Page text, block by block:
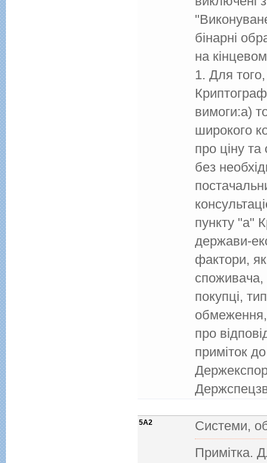
бінарні
на
1. Для
вимоги:а)
широкого
про ціну
без
пункту "a"
держави-
фактори, як
споживача,
покупці,
про
приміток
5A2
Системи,
Примітка.